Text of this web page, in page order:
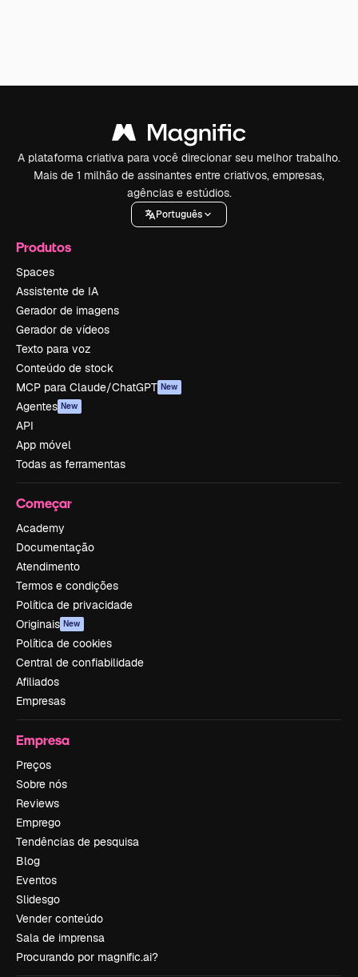
A plataforma criativa para você direcionar seu melhor trabalho.
Mais de 1 milhão de assinantes entre criativos, empresas,
agências e estúdios.
Português
Produtos
Spaces
Assistente de IA
Gerador de imagens
Gerador de vídeos
Texto para voz
Conteúdo de stock
MCP para Claude/ChatGPT New
Agentes New
API
App móvel
Todas as ferramentas
Começar
Academy
Documentação
Atendimento
Termos e condições
Política de privacidade
Originais New
Política de cookies
Central de confiabilidade
Afiliados
Empresas
Empresa
Preços
Sobre nós
Reviews
Emprego
Tendências de pesquisa
Blog
Eventos
Slidesgo
Vender conteúdo
Sala de imprensa
Procurando por magnific.ai?